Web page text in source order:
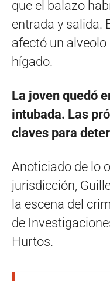
que el balazo
entrada y salida.
afectó un alveolo
hígado.
La joven quedó
intubada. Las
claves para
Anoticiado de lo
jurisdicción,
la escena del
de
Hurtos.